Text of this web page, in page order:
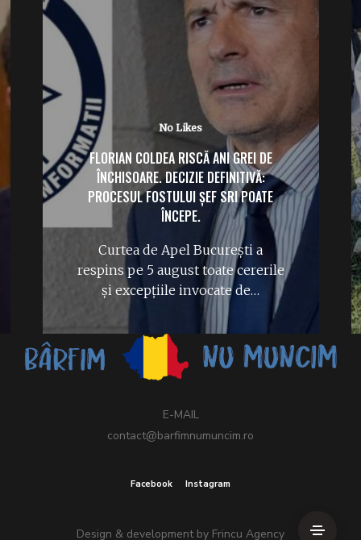
No Likes
FLORIAN COLDEA RISCĂ ANI GREI DE
ÎNCHISOARE. DECIZIE DEFINITIVĂ:
PROCESUL FOSTULUI ȘEF SRI POATE
ÎNCEPE.
Curtea de Apel București a
respins pe 5 august toate cererile
și excepțiile invocate de…
E-MAIL
contact@barfimnumuncim.ro
Facebook Instagram
Design & development by Frincu Agency